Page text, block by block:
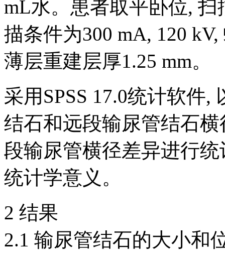
mL水。患者取平卧位,
描条件为300 mA, 120
薄层重建层厚1.25 mm。
采用SPSS 17.0统计软件,
结石和远段输尿管结石
段输尿管横径差异进行
统计学意义。
2 结果
2.1 输尿管结石的大小和